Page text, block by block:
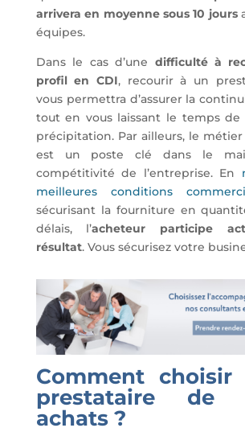
arrivera en moyenne sous 10 jours
équipes.
Dans le cas d’une difficulté à
profil en CDI, recourir à un
vous permettra d’assurer la
tout en vous laissant le temps de
précipitation. Par ailleurs, le métier
est un poste clé dans le
compétitivité de l’entreprise. En
meilleures conditions
sécurisant la fourniture en
délais, l’acheteur participe
résultat. Vous sécurisez votre
Comment
prestataire de
achats ?